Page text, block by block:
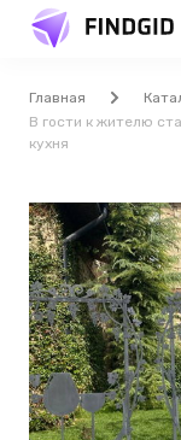
Главная
В гости к жителю
кухня